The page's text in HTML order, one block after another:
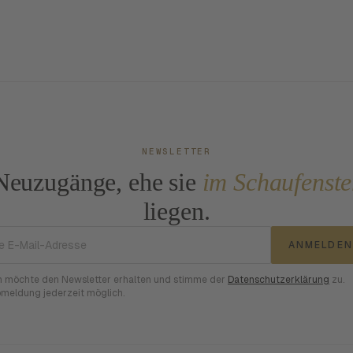
NEWSLETTER
ehe sie im
liegen.
ANMELDEN
möchte den Newsletter erhalten und stimme der Datenschutzerklärung zu.
jederzeit möglich.